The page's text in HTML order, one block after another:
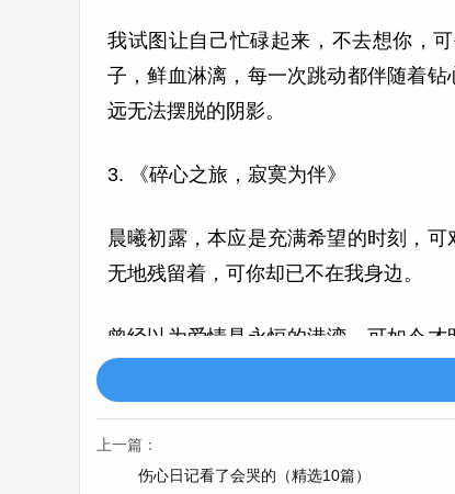
我试图让自己忙碌起来，不去想你，
子，鲜血淋漓，每一次跳动都伴随着
远无法摆脱的阴影。
3. 《碎心之旅，寂寞为伴》
晨曦初露，本应是充满希望的时刻，
无地残留着，可你却已不在我身边。
曾经以为爱情是永恒的港湾，可如今
盆花，已经渐渐枯萎，就像我们的爱
出门漫步在公园的小径，周围的景色
今成了最刺痛人心的针。我强忍着泪
上一篇：
伤心日记看了会哭的（精选10篇）